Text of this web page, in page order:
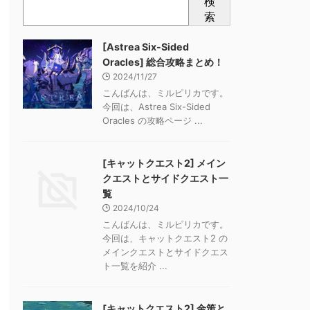
索
[Astrea Six-Sided
Oracles] 総合攻略まとめ！
2024/11/27
こんばんは、ミルピリカです。
今回は、Astrea Six-Sided
Oracles の攻略ページ ...
[キャットクエスト2] メイン
クエストとサイドクエスト一
覧
2024/10/24
こんばんは、ミルピリカです。
今回は、キャットクエスト2 の
メインクエストとサイドクエス
ト一覧を紹介 ...